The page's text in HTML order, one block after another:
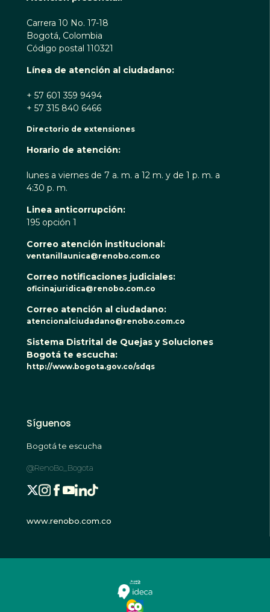
Carrera 10 No. 17-18
Bogotá, Colombia
Código postal 110321
Línea de atención al ciudadano:
+ 57 601 359 9494
+ 57 315 840 6466
Directorio de extensiones
Horario de atención:
lunes a viernes de 7 a. m. a 12 m. y de 1 p. m. a
4:30 p. m.
Linea anticorrupción:
195 opción 1
Correo atención institucional:
ventanillaunica@renobo.com.co
Correo notificaciones judiciales:
oficinajuridica@renobo.com.co
Correo atención al ciudadano:
atencionalciudadano@renobo.com.co
Sistema Distrital de Quejas y Soluciones
Bogotá te escucha:
http://www.bogota.gov.co/sdqs
Síguenos
Bogotá te escucha
@RenoBo_Bogota
www.renobo.com.co